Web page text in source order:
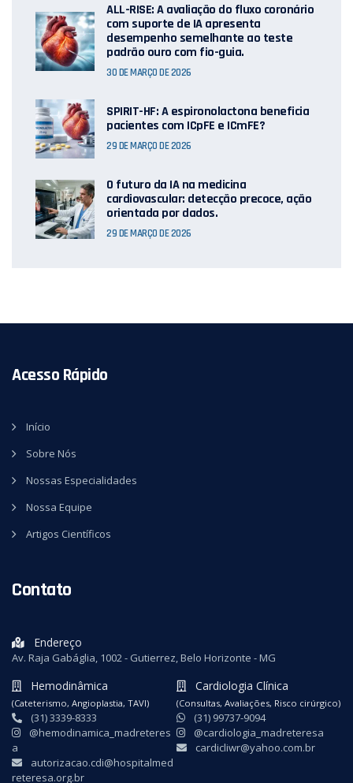
ALL-RISE: A avaliação do fluxo coronário
com suporte de IA apresenta
desempenho semelhante ao teste
padrão ouro com fio-guia.
30 DE MARÇO DE 2026
SPIRIT-HF: A espironolactona beneficia
pacientes com ICpFE e ICmFE?
29 DE MARÇO DE 2026
O futuro da IA ​​na medicina
cardiovascular: detecção precoce, ação
orientada por dados.
29 DE MARÇO DE 2026
Acesso Rápido
Início
Sobre Nós
Nossas Especialidades
Nossa Equipe
Artigos Científicos
Contato
Endereço
Av. Raja Gabáglia, 1002 - Gutierrez, Belo Horizonte - MG
Hemodinâmica
(Cateterismo, Angioplastia, TAVI)
(31) 3339-8333
@hemodinamica_madreteres
a
autorizacao.cdi@hospitalmed
reteresa.org.br
Cardiologia Clínica
(Consultas, Avaliações, Risco cirúrgico)
(31) 99737-9094
@cardiologia_madreteresa
cardicliwr@yahoo.com.br